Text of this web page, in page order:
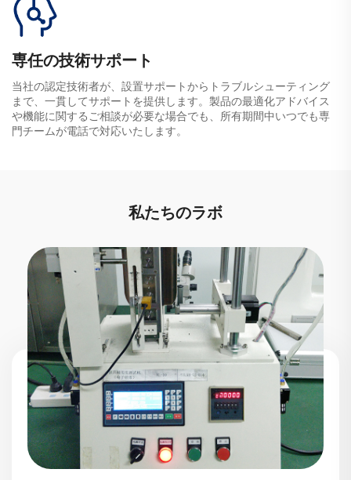
専任の技術サポート
当社の認定技術者が、設置サポートからトラブルシューティング
まで、一貫してサポートを提供します。製品の最適化アドバイス
や機能に関するご相談が必要な場合でも、所有期間中いつでも専
門チームが電話で対応いたします。
私たちのラボ